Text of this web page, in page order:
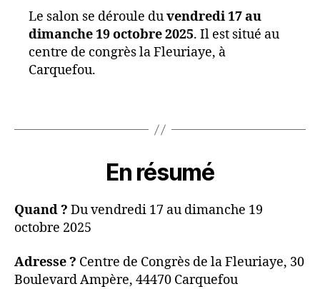
Le salon se déroule duvendredi 17 au
dimanche 19 octobre 2025. Il est situé au
centre de congrès la Fleuriaye, à
Carquefou.
En résumé
Quand ? Du vendredi 17 au dimanche 19
octobre 2025
Adresse ? Centre de Congrès de la Fleuriaye, 30
Boulevard Ampère, 44470 Carquefou